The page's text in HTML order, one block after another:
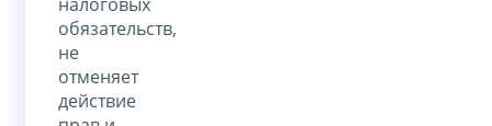
обязательств,
не
отменяет
действие